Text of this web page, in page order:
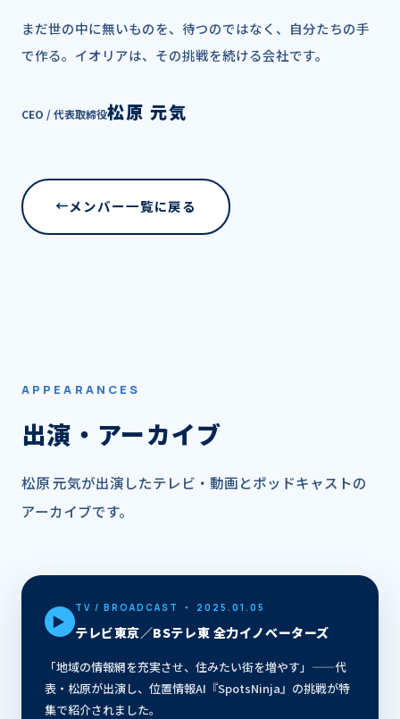
まだ世の中に無いものを、待つのではなく、自分たちの手
で作る。イオリアは、その挑戦を続ける会社です。
CEO / 代表取締役松原 元気
←メンバー一覧に戻る
APPEARANCES
出演・アーカイブ
松原 元気が出演したテレビ・動画とポッドキャストの
アーカイブです。
▶
TV / BROADCAST ・ 2025.01.05
テレビ東京／BSテレ東 全力イノベーターズ
「地域の情報網を充実させ、住みたい街を増やす」——代
表・松原が出演し、位置情報AI『SpotsNinja』の挑戦が特
集で紹介されました。